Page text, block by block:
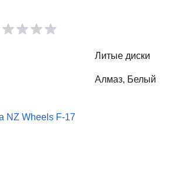
Литые диски
Алмаз, Белый
NZ Wheels F-17